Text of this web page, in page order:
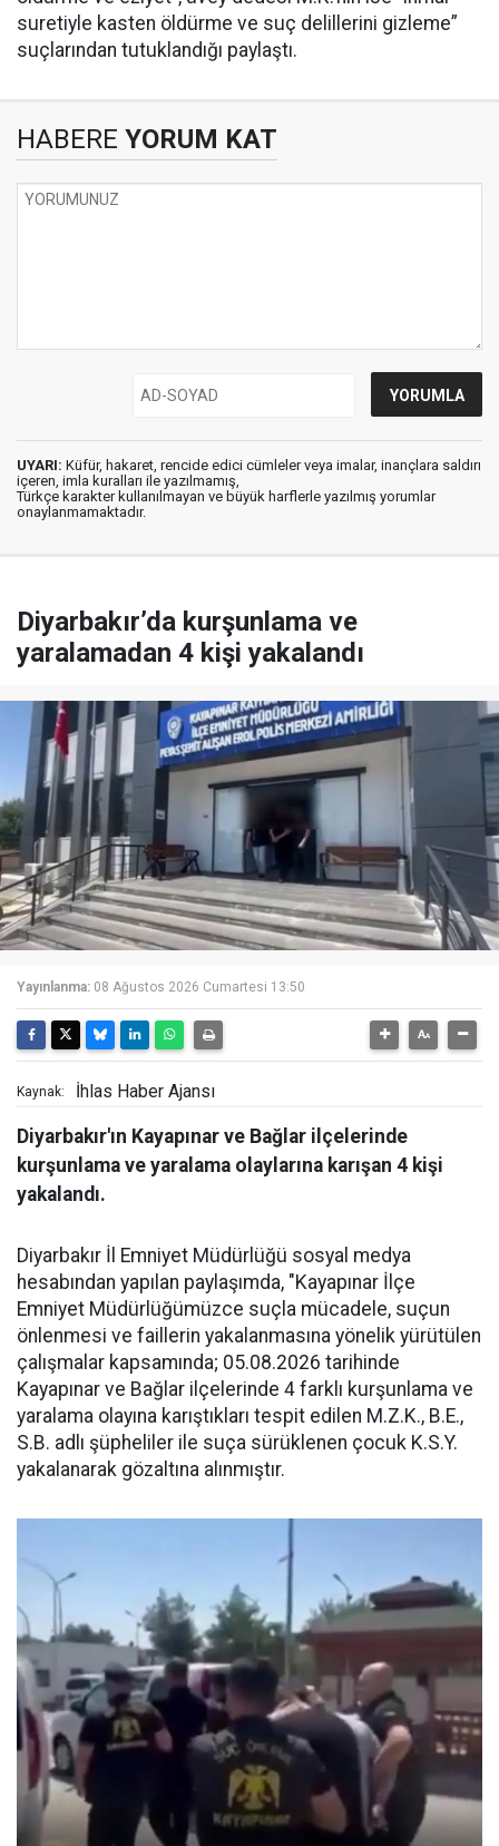
suretiyle kasten öldürme ve suç delillerini gizleme”
suçlarından tutuklandığı paylaştı.
HABERE YORUM KAT
UYARI: Küfür, hakaret, rencide edici cümleler veya imalar, inançlara saldırı
içeren, imla kuralları ile yazılmamış,
Türkçe karakter kullanılmayan ve büyük harflerle yazılmış yorumlar
onaylanmamaktadır.
Diyarbakır’da kurşunlama ve
yaralamadan 4 kişi yakalandı
Yayınlanma: 08 Ağustos 2026 Cumartesi 13:50
Kaynak: İhlas Haber Ajansı
Diyarbakır'ın Kayapınar ve Bağlar ilçelerinde
kurşunlama ve yaralama olaylarına karışan 4 kişi
yakalandı.
Diyarbakır İl Emniyet Müdürlüğü sosyal medya
hesabından yapılan paylaşımda, "Kayapınar İlçe
Emniyet Müdürlüğümüzce suçla mücadele, suçun
önlenmesi ve faillerin yakalanmasına yönelik yürütülen
çalışmalar kapsamında; 05.08.2026 tarihinde
Kayapınar ve Bağlar ilçelerinde 4 farklı kurşunlama ve
yaralama olayına karıştıkları tespit edilen M.Z.K., B.E.,
S.B. adlı şüpheliler ile suça sürüklenen çocuk K.S.Y.
yakalanarak gözaltına alınmıştır.